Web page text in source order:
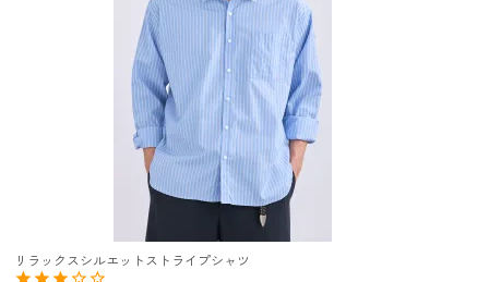
リラックスシルエットストライプシャツ